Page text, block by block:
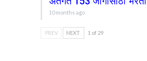
10 months ago
PREV NEXT 1 of 29